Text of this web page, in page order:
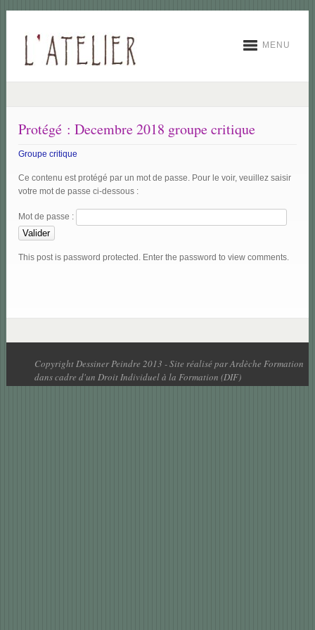
MENU
Protégé : Decembre 2018 groupe critique
Groupe critique
Ce contenu est protégé par un mot de passe. Pour le voir, veuillez saisir
votre mot de passe ci-dessous :
Mot de passe :
This post is password protected. Enter the password to view comments.
Copyright Dessiner Peindre 2013 - Site réalisé par Ardèche Formation
dans cadre d'un Droit Individuel à la Formation (DIF)